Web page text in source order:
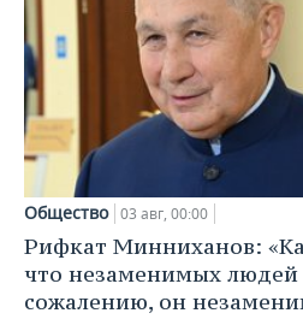
Общество 03 авг, 00:00
Рифкат Минниханов:
что незаменимых людей
сожалению, он